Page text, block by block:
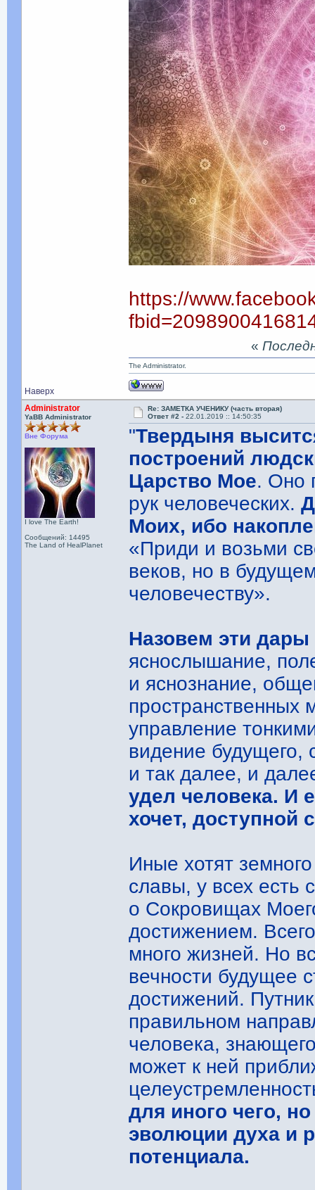
https://
Наверх
«
The Administrator.
Administrator
YaBB Administrator
Вне Форума
I love The Earth!
Сообщений: 14495
The Land of HealPlanet
Re: ЗАМЕТКА УЧЕНИКУ (часть вторая)
Ответ #2 -22.01.2019 :: 14:50:35
"Твердыня
построений
Царство Мое. Оно
рук человеческих.
Моих, ибо
«Приди и возьми
веков, но в
человечеству».
Назовем эти
яснослышание,
и яснознание,
управление
видение будущего,
и так далее, и
удел человека. И
хочет, доступной
Иные хотят
славы, у всех есть
о Сокровищах
достижением.
много жизней. Но
вечности будущее
достижений.
правильном
человека,
может к ней
для иного чего,
эволюции духа и
потенциала.